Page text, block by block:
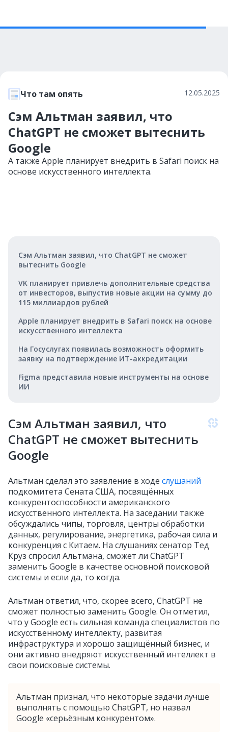
Что там опять 12.05.2025
Сэм Альтман заявил, что
ChatGPT не сможет вытеснить
Google
А также Apple планирует внедрить в Safari поиск на
основе искусственного интеллекта.
Сэм Альтман заявил, что ChatGPT не сможет
вытеснить Google
VK планирует привлечь дополнительные средства
от инвесторов, выпустив новые акции на сумму до
115 миллиардов рублей
Apple планирует внедрить в Safari поиск на основе
искусственного интеллекта
На Госуслугах появилась возможность оформить
заявку на подтверждение ИТ-аккредитации
Figma представила новые инструменты на основе
ИИ
Сэм Альтман заявил, что
ChatGPT не сможет вытеснить
Google
Альтман сделал это заявление в ходе слушаний
подкомитета Сената США, посвящённых
конкурентоспособности американского
искусственного интеллекта. На заседании также
обсуждались чипы, торговля, центры обработки
данных, регулирование, энергетика, рабочая сила и
конкуренция с Китаем. На слушаниях сенатор Тед
Круз спросил Альтмана, сможет ли ChatGPT
заменить Google в качестве основной поисковой
системы и если да, то когда.
Альтман ответил, что, скорее всего, ChatGPT не
сможет полностью заменить Google. Он отметил,
что у Google есть сильная команда специалистов по
искусственному интеллекту, развитая
инфраструктура и хорошо защищённый бизнес, и
они активно внедряют искусственный интеллект в
свои поисковые системы.
Альтман признал, что некоторые задачи лучше
выполнять с помощью ChatGPT, но назвал
Google «серьёзным конкурентом».